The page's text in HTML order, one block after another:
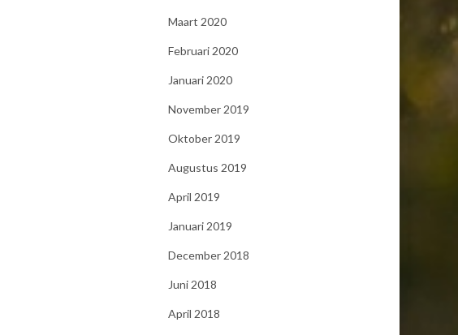
Maart 2020
Februari 2020
Januari 2020
November 2019
Oktober 2019
Augustus 2019
April 2019
Januari 2019
December 2018
Juni 2018
April 2018